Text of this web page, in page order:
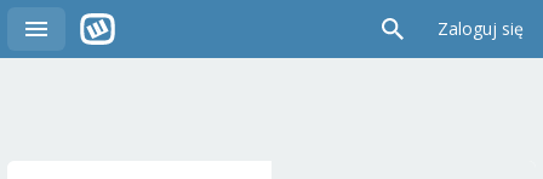
Zaloguj się